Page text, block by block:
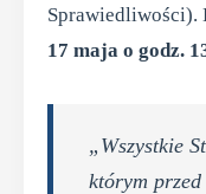
Sprawiedliwości).
17 maja o godz.
„Wszystkie
którym przed